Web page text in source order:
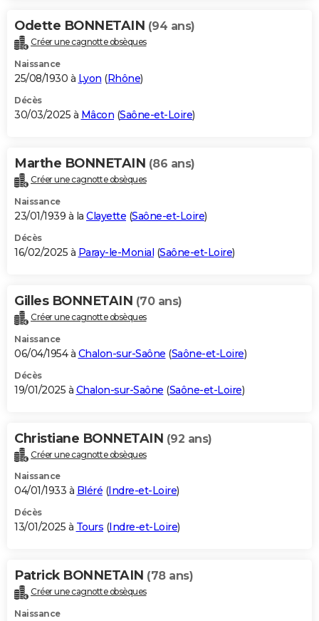
Odette BONNETAIN (94 ans)
Créer une cagnotte obsèques
Naissance
25/08/1930 à Lyon (Rhône)
Décès
30/03/2025 à Mâcon (Saône-et-Loire)
Marthe BONNETAIN (86 ans)
Créer une cagnotte obsèques
Naissance
23/01/1939 à la Clayette (Saône-et-Loire)
Décès
16/02/2025 à Paray-le-Monial (Saône-et-Loire)
Gilles BONNETAIN (70 ans)
Créer une cagnotte obsèques
Naissance
06/04/1954 à Chalon-sur-Saône (Saône-et-Loire)
Décès
19/01/2025 à Chalon-sur-Saône (Saône-et-Loire)
Christiane BONNETAIN (92 ans)
Créer une cagnotte obsèques
Naissance
04/01/1933 à Bléré (Indre-et-Loire)
Décès
13/01/2025 à Tours (Indre-et-Loire)
Patrick BONNETAIN (78 ans)
Créer une cagnotte obsèques
Naissance